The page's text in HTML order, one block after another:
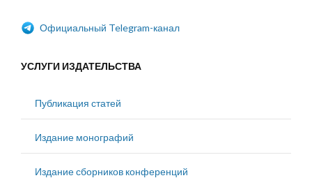
Официальный Telegram-канал
УСЛУГИ ИЗДАТЕЛЬСТВА
Публикация статей
Издание монографий
Издание сборников конференций